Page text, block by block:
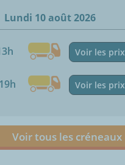
Lundi 10 août 2026
Voir les prix
Voir les prix
Voir tous les créneaux